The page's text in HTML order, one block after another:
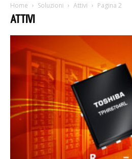
Home Soluzioni Attivi Pagina 2
ATTIVI